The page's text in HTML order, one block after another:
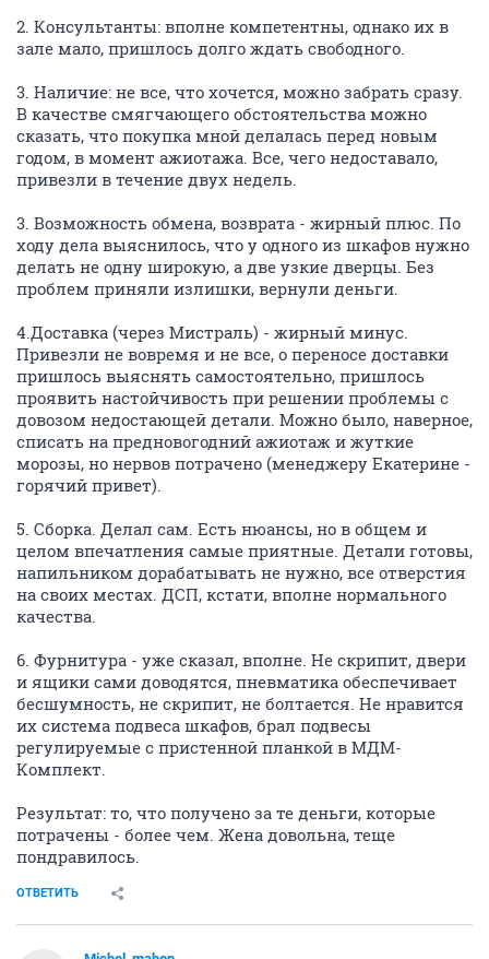
2. Консультанты: вполне компетентны, однако их в
зале мало, пришлось долго ждать свободного.
3. Наличие: не все, что хочется, можно забрать сразу.
В качестве смягчающего обстоятельства можно
сказать, что покупка мной делалась перед новым
годом, в момент ажиотажа. Все, чего недоставало,
привезли в течение двух недель.
3. Возможность обмена, возврата - жирный плюс. По
ходу дела выяснилось, что у одного из шкафов нужно
делать не одну широкую, а две узкие дверцы. Без
проблем приняли излишки, вернули деньги.
4.Доставка (через Мистраль) - жирный минус.
Привезли не вовремя и не все, о переносе доставки
пришлось выяснять самостоятельно, пришлось
проявить настойчивость при решении проблемы с
довозом недостающей детали. Можно было, наверное,
списать на предновогодний ажиотаж и жуткие
морозы, но нервов потрачено (менеджеру Екатерине -
горячий привет).
5. Сборка. Делал сам. Есть нюансы, но в общем и
целом впечатления самые приятные. Детали готовы,
напильником дорабатывать не нужно, все отверстия
на своих местах. ДСП, кстати, вполне нормального
качества.
6. Фурнитура - уже сказал, вполне. Не скрипит, двери
и ящики сами доводятся, пневматика обеспечивает
бесшумность, не скрипит, не болтается. Не нравится
их система подвеса шкафов, брал подвесы
регулируемые с пристенной планкой в МДМ-
Комплект.
Результат: то, что получено за те деньги, которые
потрачены - более чем. Жена довольна, теще
пондравилось.
ОТВЕТИТЬ